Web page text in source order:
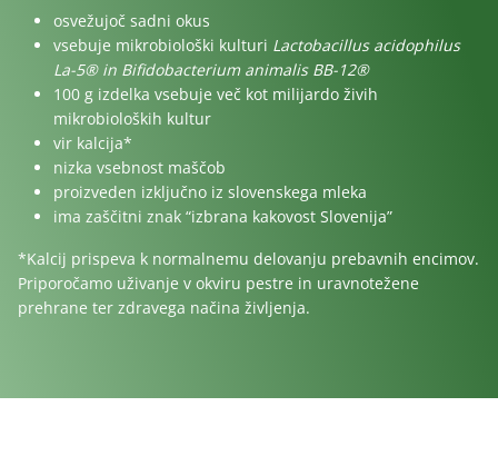
osvežujoč sadni okus
vsebuje mikrobiološki kulturi Lactobacillus acidophilus
La-5® in Bifidobacterium animalis BB-12®
100 g izdelka vsebuje več kot milijardo živih
mikrobioloških kultur
vir kalcija*
nizka vsebnost maščob
proizveden izključno iz slovenskega mleka
ima zaščitni znak “izbrana kakovost Slovenija”
*Kalcij prispeva k normalnemu delovanju prebavnih encimov.
Priporočamo uživanje v okviru pestre in uravnotežene
prehrane ter zdravega načina življenja.